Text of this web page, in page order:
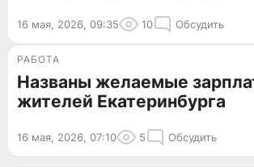
16 мая, 2026, 09:35 10 Обсудить
РАБОТА
Названы желаемые
жителей Екатеринбурга
16 мая, 2026, 07:10 5 Обсудить